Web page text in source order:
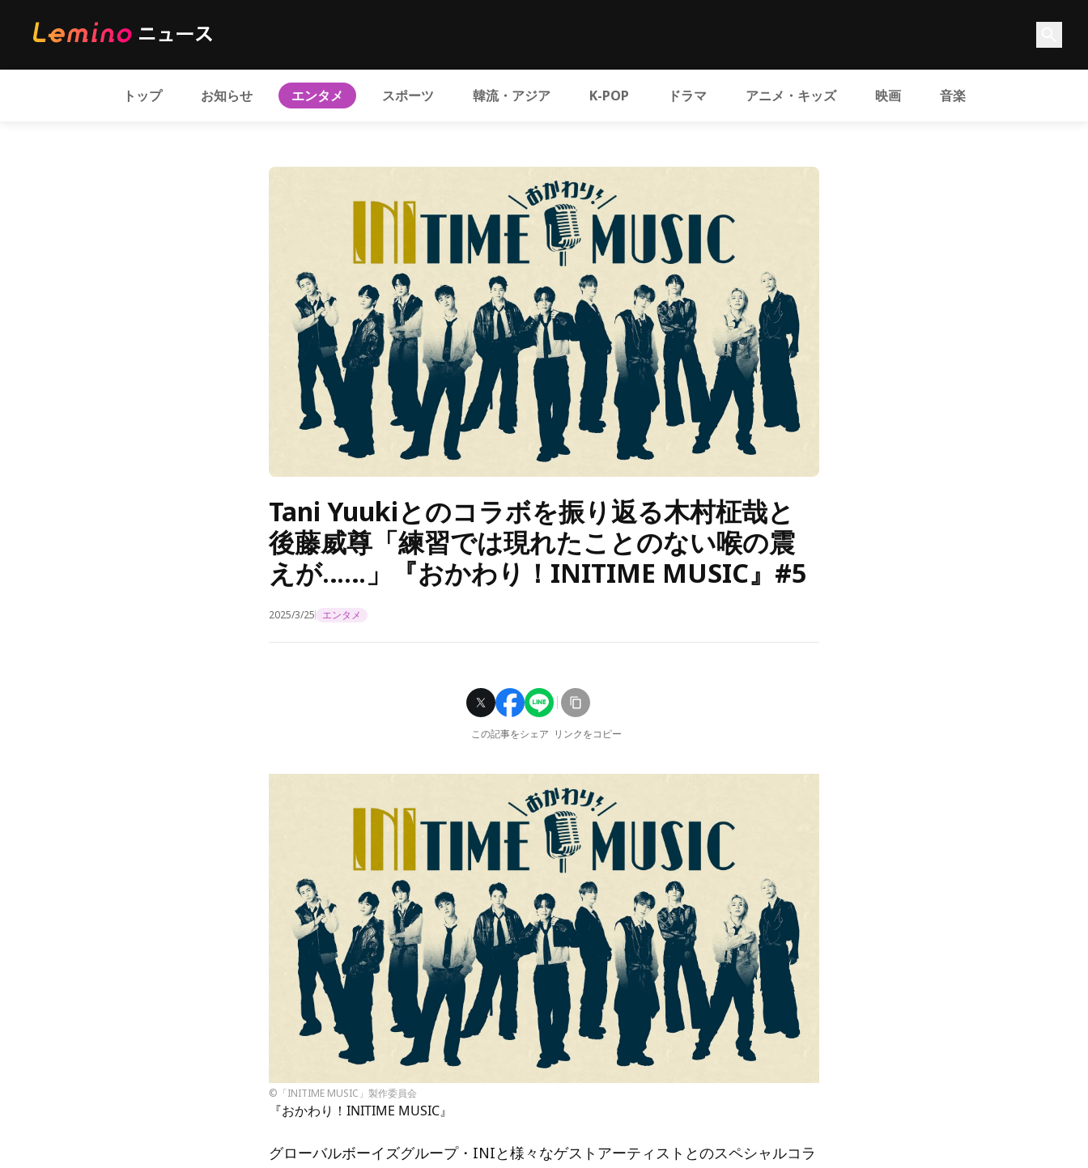
トップ お知らせ エンタメ スポーツ 韓流・アジア K-POP ドラマ アニメ・キッズ 映画 音楽
Tani Yuukiとのコラボを振り返る木村柾哉と
後藤威尊「練習では現れたことのない喉の震
えが……」『おかわり！INITIME MUSIC』#5
2025/3/25 エンタメ
この記事をシェア リンクをコピー
©「INITIME MUSIC」製作委員会
『おかわり！INITIME MUSIC』
グローバルボーイズグループ・INIと様々なゲストアーティストとのスペシャルコラ